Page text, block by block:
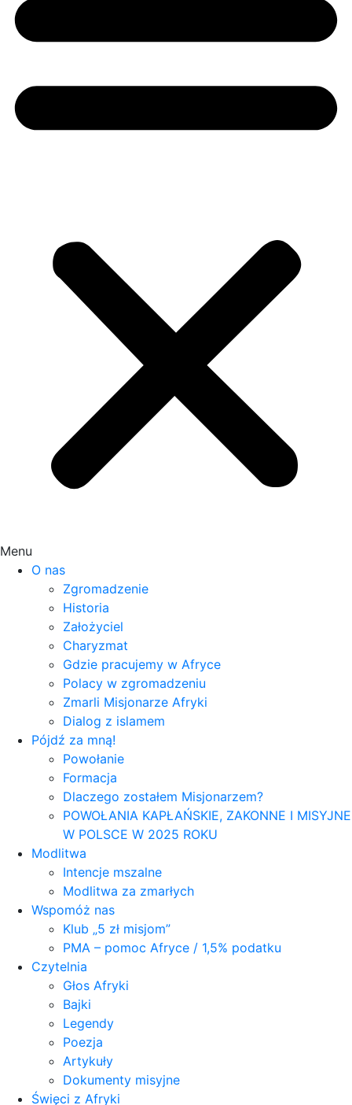
Menu
O nas
Zgromadzenie
Historia
Założyciel
Charyzmat
Gdzie pracujemy w Afryce
Polacy w zgromadzeniu
Zmarli Misjonarze Afryki
Dialog z islamem
Pójdź za mną!
Powołanie
Formacja
Dlaczego zostałem Misjonarzem?
POWOŁANIA KAPŁAŃSKIE, ZAKONNE I MISYJNE
W POLSCE W 2025 ROKU
Modlitwa
Intencje mszalne
Modlitwa za zmarłych
Wspomóż nas
Klub „5 zł misjom”
PMA – pomoc Afryce / 1,5% podatku
Czytelnia
Głos Afryki
Bajki
Legendy
Poezja
Artykuły
Dokumenty misyjne
Święci z Afryki